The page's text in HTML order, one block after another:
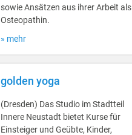
sowie Ansätzen aus ihrer Arbeit als
Osteopathin.
» mehr
golden yoga
(Dresden) Das Studio im Stadtteil
Innere Neustadt bietet Kurse für
Einsteiger und Geübte, Kinder,